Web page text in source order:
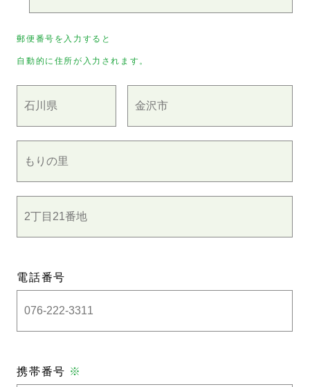
郵便番号を入力すると
自動的に住所が入力されます。
電話番号
携帯番号 ※